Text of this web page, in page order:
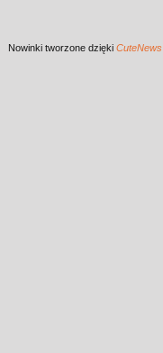
Nowinki tworzone dzięki CuteNews